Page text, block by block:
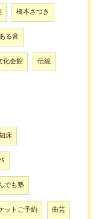
橋本さつき
る音
化会館 伝統
床
でも塾
ットご予約 曲芸